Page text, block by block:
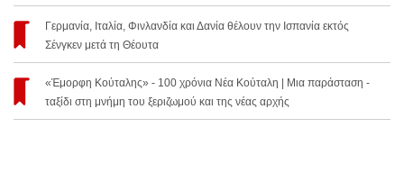
Γερμανία, Ιταλία, Φινλανδία και Δανία θέλουν την Ισπανία εκτός
Σένγκεν μετά τη Θέουτα
«Έμορφη Κούταλης» - 100 χρόνια Νέα Κούταλη | Μια παράσταση -
ταξίδι στη μνήμη του ξεριζωμού και της νέας αρχής